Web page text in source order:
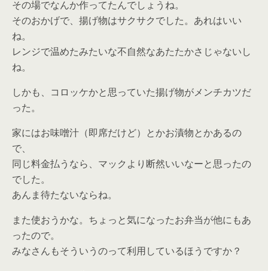
その場でなんか作ってたんでしょうね。
そのおかげで、揚げ物はサクサクでした。あれはいい
ね。
レンジで温めたみたいな不自然なあたたかさじゃないし
ね。
しかも、コロッケかと思っていた揚げ物がメンチカツだ
った。
家にはお味噌汁（即席だけど）とかお漬物とかあるの
で、
同じ料金払うなら、マックより断然いいなーと思ったの
でした。
あんま待たないならね。
また使おうかな。ちょっと気になったお弁当が他にもあ
ったので。
みなさんもそういうのって利用しているほうですか？